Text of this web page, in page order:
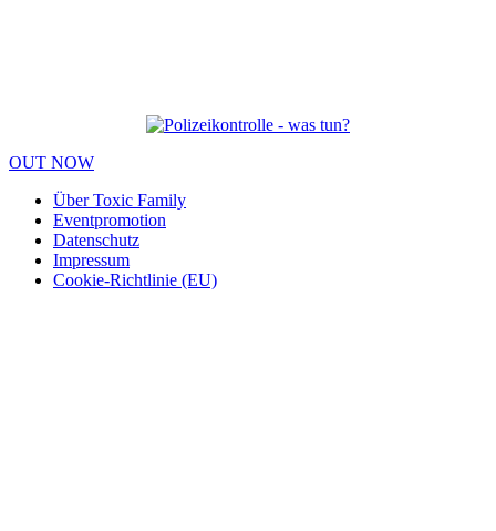
OUT NOW
Über Toxic Family
Eventpromotion
Datenschutz
Impressum
Cookie-Richtlinie (EU)